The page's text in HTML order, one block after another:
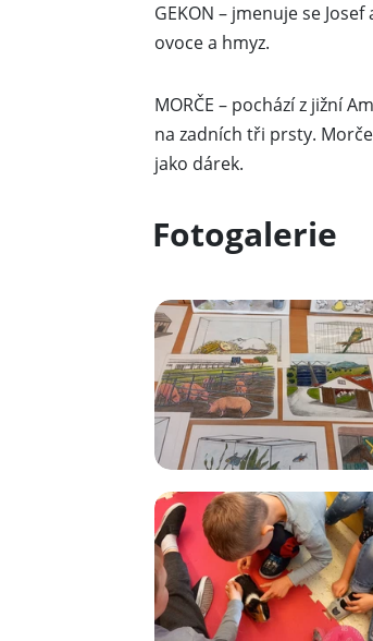
GEKON – jmenuje se
ovoce a hmyz.
MORČE – pochází z jižní
na zadních tři prsty.
jako dárek.
Fotogalerie